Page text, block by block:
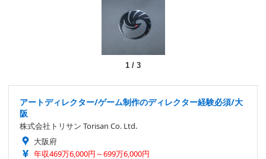
1/ 3
アートディレクター/ゲーム制作のディレクター経験必須/大
阪
株式会社トリサン Torisan Co. Ltd.
大阪府
年収469万6,000円～699万6,000円